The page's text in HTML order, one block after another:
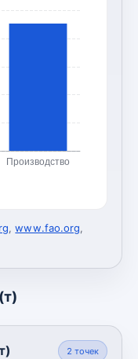
Производство
,www.fao.org,
2 точек